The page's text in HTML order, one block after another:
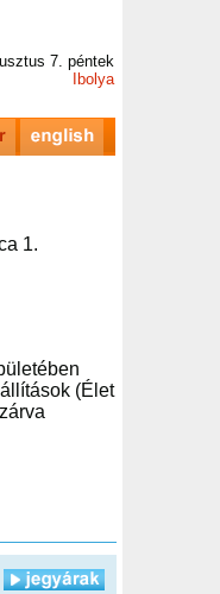
7. péntek
Ibolya
1.
(Élet